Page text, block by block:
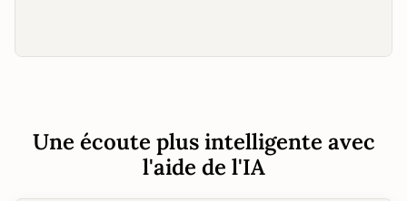
Une écoute plus intelligente avec
l'aide de l'IA